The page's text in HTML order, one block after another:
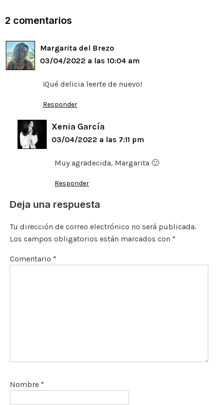
o
k
2 comentarios
Margarita del Brezo
03/04/2022 a las 10:04 am
¡Qué delicia leerte de nuevo!
Responder
Xenia García
03/04/2022 a las 7:11 pm
Muy agradecida, Margarita 🙂
Responder
Deja una respuesta
Tu dirección de correo electrónico no será publicada.
Los campos obligatorios están marcados con *
Comentario *
Nombre *